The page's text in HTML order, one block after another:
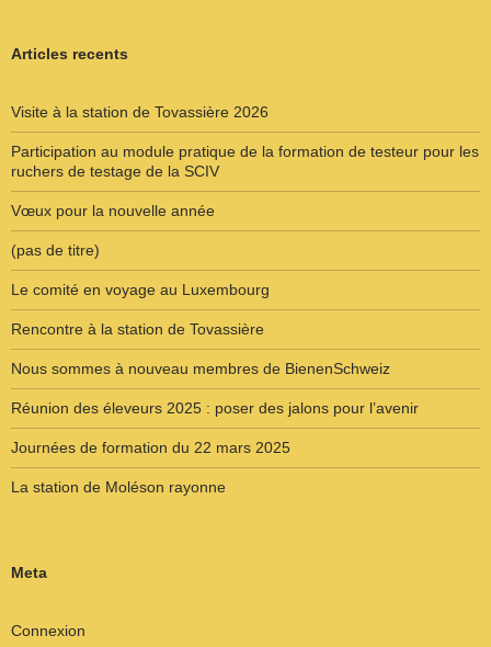
Articles recents
Visite à la station de Tovassière 2026
Participation au module pratique de la formation de testeur pour les
ruchers de testage de la SCIV
Vœux pour la nouvelle année
(pas de titre)
Le comité en voyage au Luxembourg
Rencontre à la station de Tovassière
Nous sommes à nouveau membres de BienenSchweiz
Réunion des éleveurs 2025 : poser des jalons pour l’avenir
Journées de formation du 22 mars 2025
La station de Moléson rayonne
Meta
Connexion